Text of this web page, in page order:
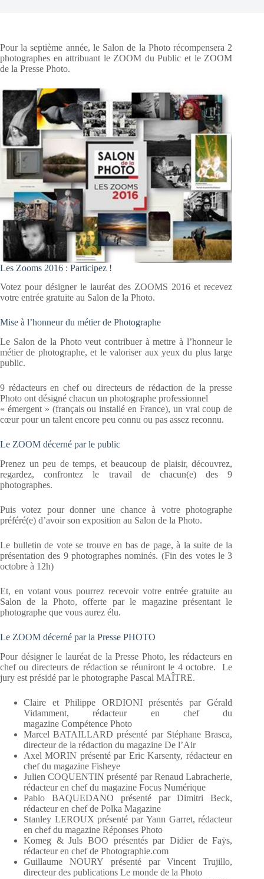
Pour la septième année, le Salon de la Photo récompensera 2
photographes en attribuant le ZOOM du Public et le ZOOM
de la Presse Photo.
Les Zooms 2016 : Participez !
Votez pour désigner le lauréat des ZOOMS 2016 et recevez
votre entrée gratuite au Salon de la Photo.
Mise à l’honneur du métier de Photographe
Le Salon de la Photo veut contribuer à mettre à l’honneur le
métier de photographe, et le valoriser aux yeux du plus large
public.
9 rédacteurs en chef ou directeurs de rédaction de la presse
Photo ont désigné chacun un photographe professionnel
« émergent » (français ou installé en France), un vrai coup de
cœur pour un talent encore peu connu ou pas assez reconnu.
Le ZOOM décerné par le public
Prenez un peu de temps, et beaucoup de plaisir, découvrez,
regardez, confrontez le travail de chacun(e) des 9
photographes.
Puis votez pour donner une chance à votre photographe
préféré(e) d’avoir son exposition au Salon de la Photo.
Le bulletin de vote se trouve en bas de page, à la suite de la
présentation des 9 photographes nominés. (Fin des votes le 3
octobre à 12h)
Et, en votant vous pourrez recevoir votre entrée gratuite au
Salon de la Photo, offerte par le magazine présentant le
photographe que vous aurez élu.
Le ZOOM décerné par la Presse PHOTO
Pour désigner le lauréat de la Presse Photo, les rédacteurs en
chef ou directeurs de rédaction se réuniront le 4 octobre. Le
jury est présidé par le photographe Pascal MAÎTRE.
Claire et Philippe ORDIONI présentés par Gérald
Vidamment, rédacteur en chef du
magazine Compétence Photo
Marcel BATAILLARD présenté par Stéphane Brasca,
directeur de la rédaction du magazine De l’Air
Axel MORIN présenté par Eric Karsenty, rédacteur en
chef du magazine Fisheye
Julien COQUENTIN présenté par Renaud Labracherie,
rédacteur en chef du magazine Focus Numérique
Pablo BAQUEDANO présenté par Dimitri Beck,
rédacteur en chef de Polka Magazine
Stanley LEROUX présenté par Yann Garret, rédacteur
en chef du magazine Réponses Photo
Komeg & Juls BOO présentés par Didier de Faÿs,
rédacteur en chef de Photographie.com
Guillaume NOURY présenté par Vincent Trujillo,
directeur des publications Le monde de la Photo